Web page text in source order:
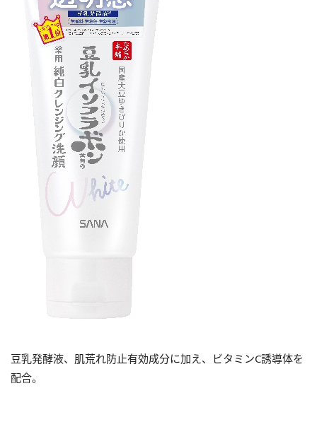
豆乳発酵液、肌荒れ防止有効成分に加え、ビタミンC誘導体を
配合。